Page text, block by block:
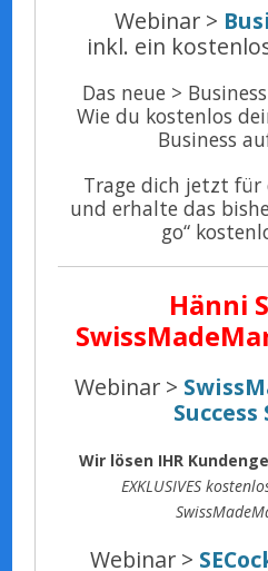
Webinar >
inkl. ein
Das neue >
Wie du kostenlos
Business
Trage dich jetzt für
und erhalte das
go“
Hänni
Webinar >
Success
Wir lösen IHR
EXKLUSIVES
Webinar >